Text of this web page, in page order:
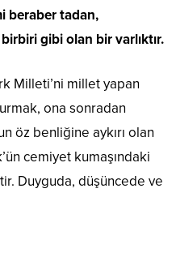
beraber tadan,
gibi olan bir varlıktır.
Milleti’ni millet yapan
ona sonradan
öz benliğine aykırı olan
cemiyet kumaşındaki
Duyguda, düşüncede ve